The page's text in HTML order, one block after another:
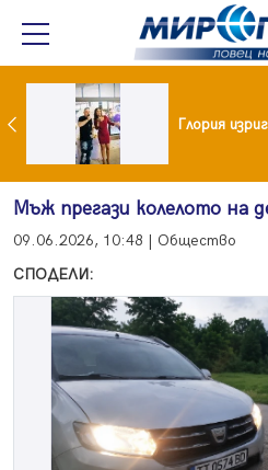
Мария и майка си построиха къща от 8000 стъклени бутилки
Мъж прегази колелото на
09.06.2026, 10:48 | Общество
СПОДЕЛИ: